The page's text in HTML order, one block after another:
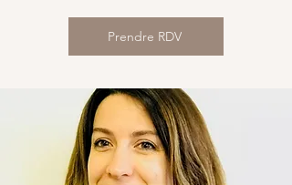
Prendre RDV